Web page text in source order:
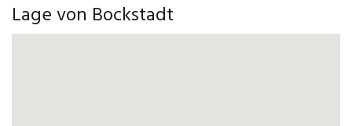
Lage von Bockstadt